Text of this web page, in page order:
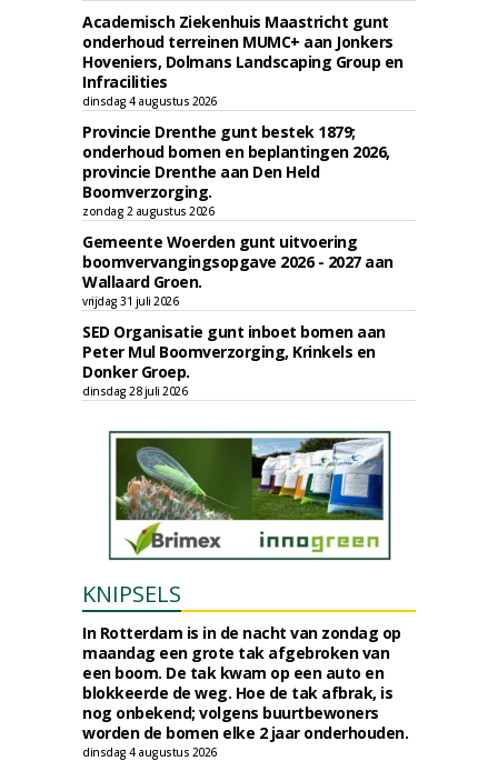
Academisch Ziekenhuis Maastricht gunt
onderhoud terreinen MUMC+ aan Jonkers
Hoveniers, Dolmans Landscaping Group en
Infracilities
dinsdag 4 augustus 2026
Provincie Drenthe gunt bestek 1879;
onderhoud bomen en beplantingen 2026,
provincie Drenthe aan Den Held
Boomverzorging.
zondag 2 augustus 2026
Gemeente Woerden gunt uitvoering
boomvervangingsopgave 2026 - 2027 aan
Wallaard Groen.
vrijdag 31 juli 2026
SED Organisatie gunt inboet bomen aan
Peter Mul Boomverzorging, Krinkels en
Donker Groep.
dinsdag 28 juli 2026
KNIPSELS
In Rotterdam is in de nacht van zondag op
maandag een grote tak afgebroken van
een boom. De tak kwam op een auto en
blokkeerde de weg. Hoe de tak afbrak, is
nog onbekend; volgens buurtbewoners
worden de bomen elke 2 jaar onderhouden.
dinsdag 4 augustus 2026